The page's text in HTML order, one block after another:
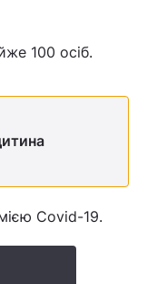
100 осіб.
Covid-19.